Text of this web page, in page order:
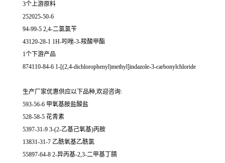
3个上游原料
252025-50-6
94-99-5 2,4-二氯氯苄
43120-28-1 1H-吲唑-3-羧酸甲酯
1个下游产品
874110-84-6 1-[(2,4-dichlorophenyl)methyl]indazole-3-carbonylchloride
生产厂家优惠供应以下品种,欢迎咨询:
593-56-6 甲氧基胺盐酸盐
528-58-5 花青素
5397-31-9 3-(2-乙基己氧基)丙胺
13831-31-7 乙酰氧基乙酰氯
55897-64-8 2-异丙基-2,3-二甲基丁腈